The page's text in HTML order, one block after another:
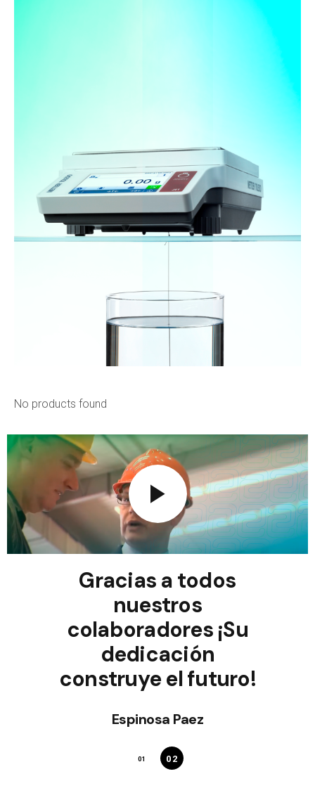
No products found
Gracias a todos
nuestros
colaboradores ¡Su
dedicación
construye el futuro!
Espinosa Paez